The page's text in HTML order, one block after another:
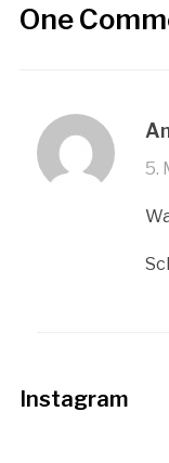
One
5.
Instagram